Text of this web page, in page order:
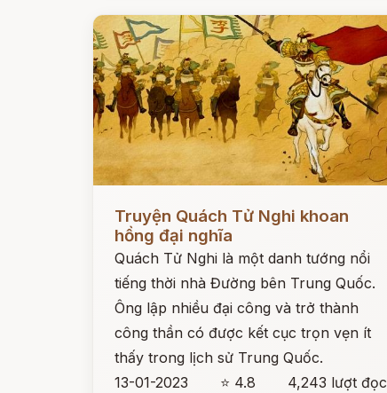
Truyện Quách Tử Nghi khoan
hồng đại nghĩa
Quách Tử Nghi là một danh tướng nổi
tiếng thời nhà Đường bên Trung Quốc.
Ông lập nhiều đại công và trở thành
công thần có được kết cục trọn vẹn ít
thấy trong lịch sử Trung Quốc.
13-01-2023
⭐ 4.8
4,243 lượt đọc